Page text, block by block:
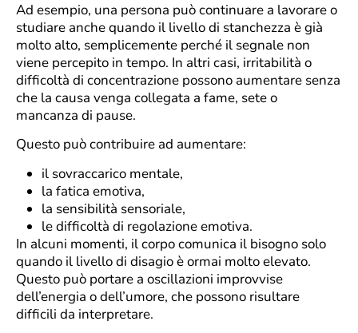
Ad esempio, una persona può continuare a lavorare o
studiare anche quando il livello di stanchezza è già
molto alto, semplicemente perché il segnale non
viene percepito in tempo. In altri casi, irritabilità o
difficoltà di concentrazione possono aumentare senza
che la causa venga collegata a fame, sete o
mancanza di pause.
Questo può contribuire ad aumentare:
il sovraccarico mentale,
la fatica emotiva,
la sensibilità sensoriale,
le difficoltà di regolazione emotiva.
In alcuni momenti, il corpo comunica il bisogno solo
quando il livello di disagio è ormai molto elevato.
Questo può portare a oscillazioni improvvise
dell’energia o dell’umore, che possono risultare
difficili da interpretare.